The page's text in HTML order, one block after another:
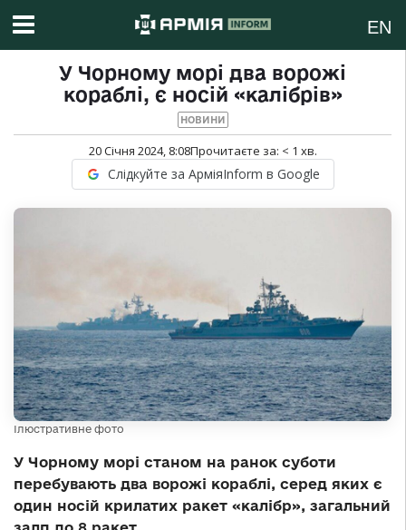
EN
У Чорному морі два ворожі
кораблі, є носій «калібрів»
НОВИНИ
20 Січня 2024, 8:08Прочитаєте за: < 1 хв.
Слідкуйте за АрміяInform в Google
Ілюстративне фото
У Чорному морі станом на ранок суботи
перебувають два ворожі кораблі, серед яких є
один носій крилатих ракет «калібр», загальний